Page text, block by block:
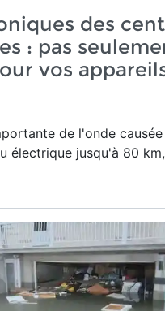
des
: pas
vos
de l'onde
électrique jusqu'à 80